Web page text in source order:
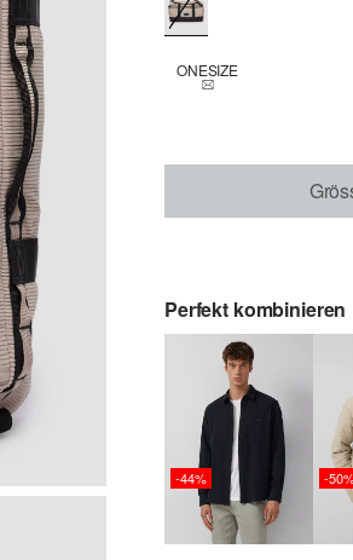
ONESIZETHIS SIZE IS
Perfekt kombinieren
-44% -